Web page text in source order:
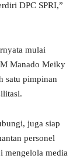
DPC SPRI,”
mulai
Manado Meiky
satu pimpinan
juga siap
personel
mengelola media